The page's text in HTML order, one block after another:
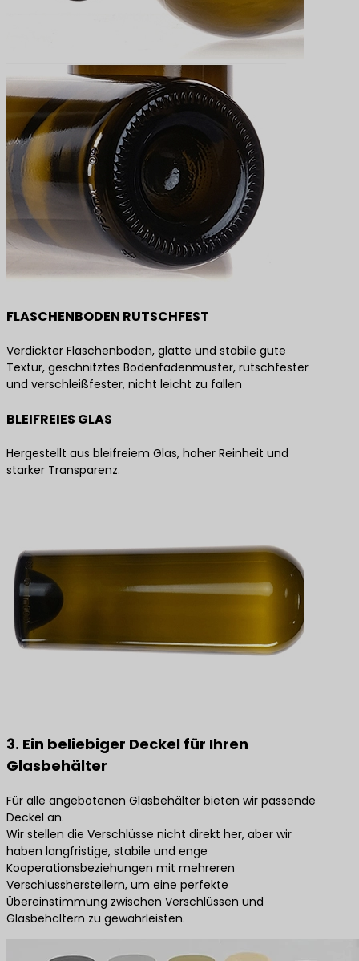
FLASCHENBODEN RUTSCHFEST
Verdickter Flaschenboden, glatte und stabile gute
Textur, geschnitztes Bodenfadenmuster, rutschfester
und verschleißfester, nicht leicht zu fallen
BLEIFREIES GLAS
Hergestellt aus bleifreiem Glas, hoher Reinheit und
starker Transparenz.
3. Ein beliebiger Deckel für Ihren
Glasbehälter
Für alle angebotenen Glasbehälter bieten wir passende
Deckel an.
Wir stellen die Verschlüsse nicht direkt her, aber wir
haben langfristige, stabile und enge
Kooperationsbeziehungen mit mehreren
Verschlussherstellern, um eine perfekte
Übereinstimmung zwischen Verschlüssen und
Glasbehältern zu gewährleisten.